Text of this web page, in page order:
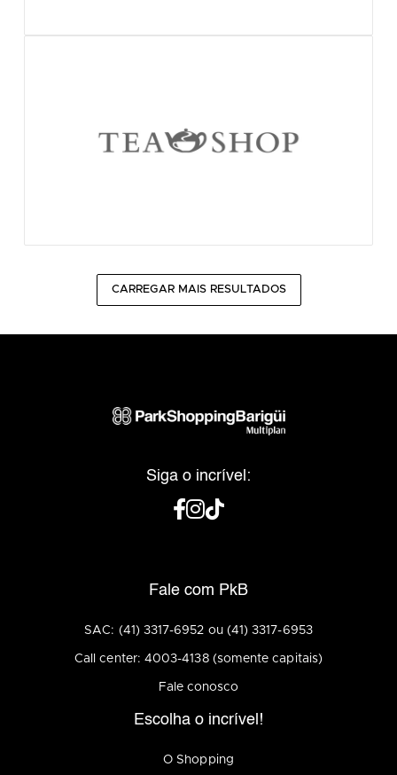
CARREGAR MAIS RESULTADOS
Siga o incrível:
Fale com PkB
SAC: (41) 3317-6952 ou (41) 3317-6953
Call center: 4003-4138 (somente capitais)
Fale conosco
Escolha o incrível!
O Shopping